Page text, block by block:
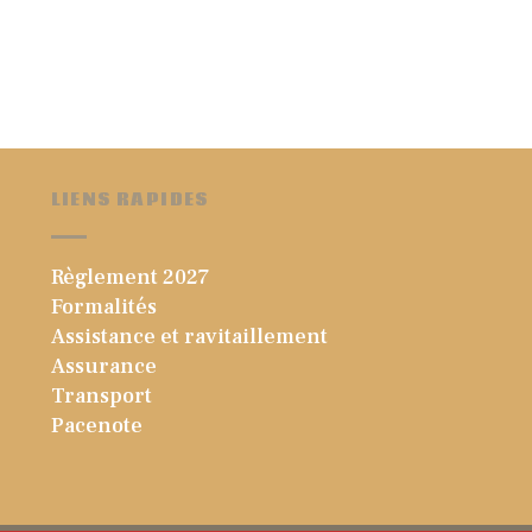
LIENS RAPIDES
Règlement 2027
Formalités
Assistance et ravitaillement
Assurance
Transport
Pacenote